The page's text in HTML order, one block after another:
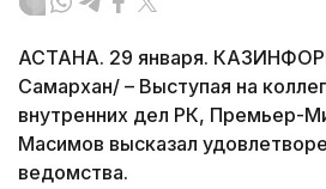
АСТАНА. 29 января.
Самархан/ – Выступая на
внутренних дел РК, Премьер-
Масимов высказал
ведомства.